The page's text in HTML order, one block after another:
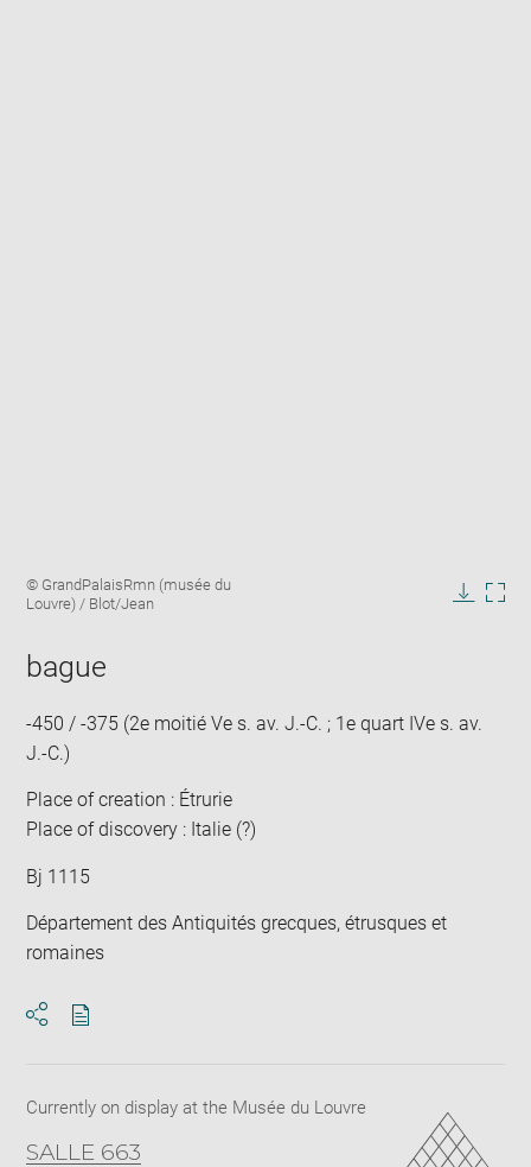
Image
caption:
© GrandPalaisRmn (musée du
Louvre) / Blot/Jean
bague
-450 / -375 (2e moitié Ve s. av. J.-C. ; 1e quart IVe s. av.
J.-C.)
Place of creation : Étrurie
Place of discovery : Italie (?)
Bj 1115
Département des Antiquités grecques, étrusques et
romaines
Currently on display at the Musée du Louvre
SALLE 663